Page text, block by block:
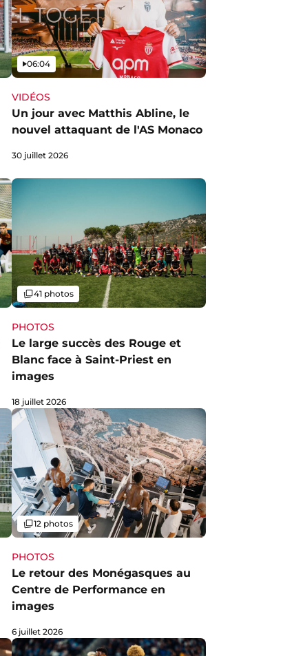
VIDÉOS
Un jour avec Matthis Abline, le
nouvel attaquant de l'AS Monaco
Vidéo
06:04
30 juillet 2026
PHOTOS
Le large succès des Rouge et
Blanc face à Saint-Priest en
images
Galerie
41 photos
18 juillet 2026
PHOTOS
Le retour des Monégasques au
Centre de Performance en
images
Galerie
12 photos
6 juillet 2026